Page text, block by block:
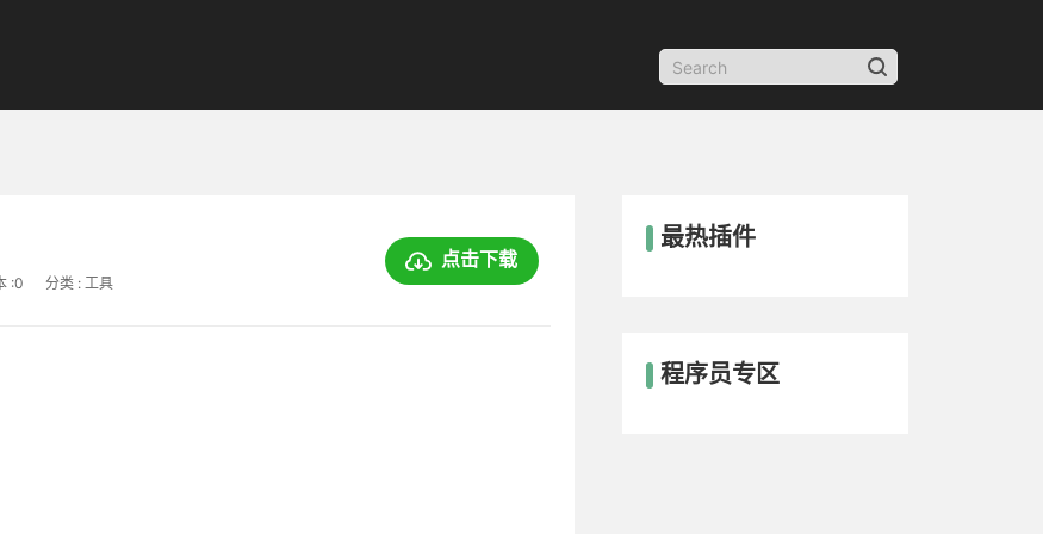
:0 分类 : 工具
点击下载
最热插件
程序员专区